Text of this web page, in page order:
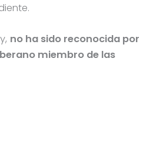
no ha sido reconocida por
miembro de las